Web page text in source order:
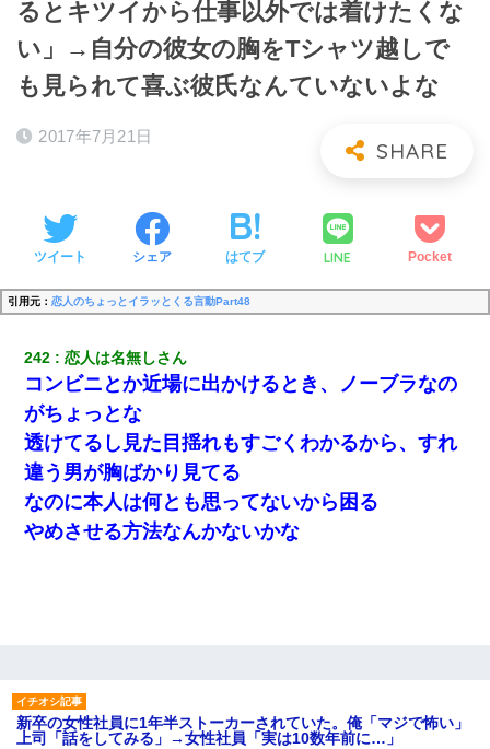
るとキツイから仕事以外では着けたくな
い」→自分の彼女の胸をTシャツ越しで
も見られて喜ぶ彼氏なんていないよな
2017年7月21日
ツイート シェア はてブ LINE Pocket
引用元： 恋人のちょっとイラッとくる言動Part48
242 恋人は名無しさん
コンビニとか近場に出かけるとき、ノーブラなの
がちょっとな
透けてるし見た目揺れもすごくわかるから、すれ
違う男が胸ばかり見てる
なのに本人は何とも思ってないから困る
やめさせる方法なんかないかな
新卒の女性社員に1年半ストーカーされていた。俺「マジで怖い」
上司「話をしてみる」→女性社員「実は10数年前に…」